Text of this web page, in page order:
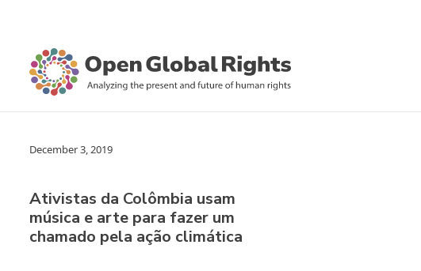
December 3, 2019
Ativistas da Colômbia usam
música e arte para fazer um
chamado pela ação climática